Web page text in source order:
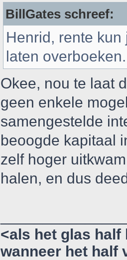
BillGates schreef:
Henrid, rente
laten
Okee, nou te laat
geen enkele
samengestelde
beoogde kapitaal
zelf hoger
halen, en dus
<als het glas half
wanneer het half